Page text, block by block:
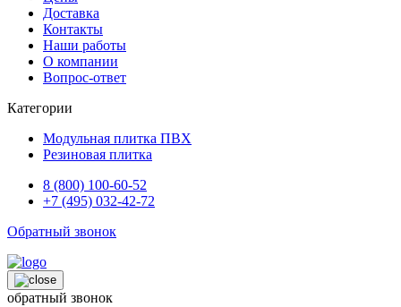
Доставка
Контакты
Наши работы
О компании
Вопрос-ответ
Категории
Модульная плитка ПВХ
Резиновая плитка
8 (800) 100-60-52
+7 (495) 032-42-72
Обратный звонок
обратный звонок